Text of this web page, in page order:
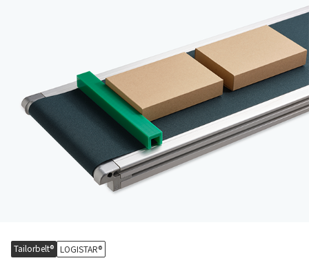
Tailorbelt® LOGISTAR®